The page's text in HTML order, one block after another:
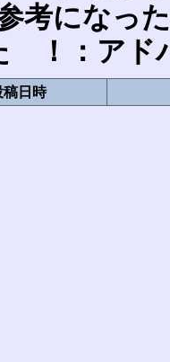
になっ
！：アド
稿日時